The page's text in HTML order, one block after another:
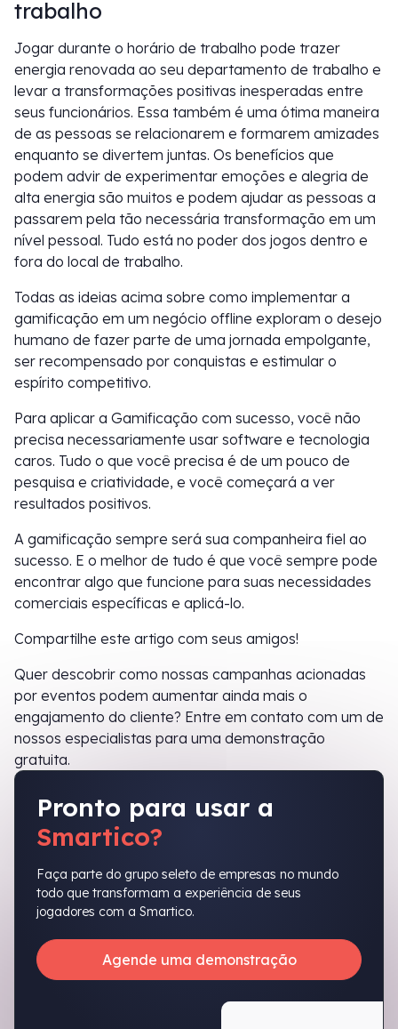
trabalho
Jogar durante o horário de trabalho pode trazer
energia renovada ao seu departamento de trabalho e
levar a transformações positivas inesperadas entre
seus funcionários. Essa também é uma ótima maneira
de as pessoas se relacionarem e formarem amizades
enquanto se divertem juntas. Os benefícios que
podem advir de experimentar emoções e alegria de
alta energia são muitos e podem ajudar as pessoas a
passarem pela tão necessária transformação em um
nível pessoal. Tudo está no poder dos jogos dentro e
fora do local de trabalho.
Todas as ideias acima sobre como implementar a
gamificação em um negócio offline exploram o desejo
humano de fazer parte de uma jornada empolgante,
ser recompensado por conquistas e estimular o
espírito competitivo.
Para aplicar a Gamificação com sucesso, você não
precisa necessariamente usar software e tecnologia
caros. Tudo o que você precisa é de um pouco de
pesquisa e criatividade, e você começará a ver
resultados positivos.
A gamificação sempre será sua companheira fiel ao
sucesso. E o melhor de tudo é que você sempre pode
encontrar algo que funcione para suas necessidades
comerciais específicas e aplicá-lo.
Compartilhe este artigo com seus amigos!
Quer descobrir como nossas campanhas acionadas
por eventos podem aumentar ainda mais o
engajamento do cliente? Entre em contato com um de
nossos especialistas para uma demonstração
gratuita.
Pronto para usar a
Smartico?
Faça parte do grupo seleto de empresas no mundo
todo que transformam a experiência de seus
jogadores com a Smartico.
Agende uma demonstração